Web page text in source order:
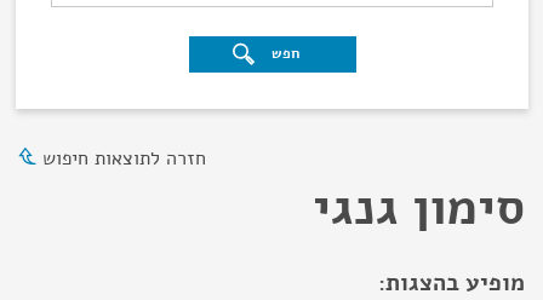
חפש
חזרה לתוצאות חיפוש
סימון גנגי
מופיע בהצגות: